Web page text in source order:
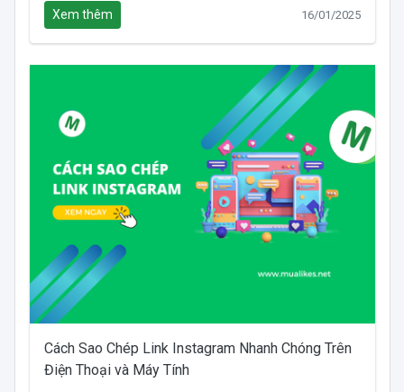
Xem thêm 16/01/2025
Cách Sao Chép Link Instagram Nhanh Chóng Trên
Điện Thoại và Máy Tính